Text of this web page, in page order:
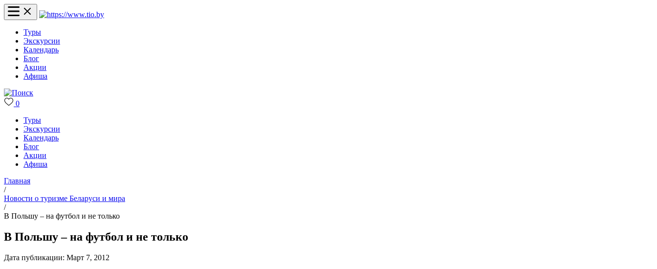
Туры
Экскурсии
Календарь
Блог
Акции
Афиша
0
Туры
Экскурсии
Календарь
Блог
Акции
Афиша
Главная
/
Новости о туризме Беларуси и мира
/
В Польшу – на футбол и не только
В Польшу – на футбол и не только
Дата публикации: Март 7, 2012